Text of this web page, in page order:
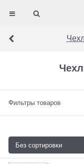
Фильтры товаров